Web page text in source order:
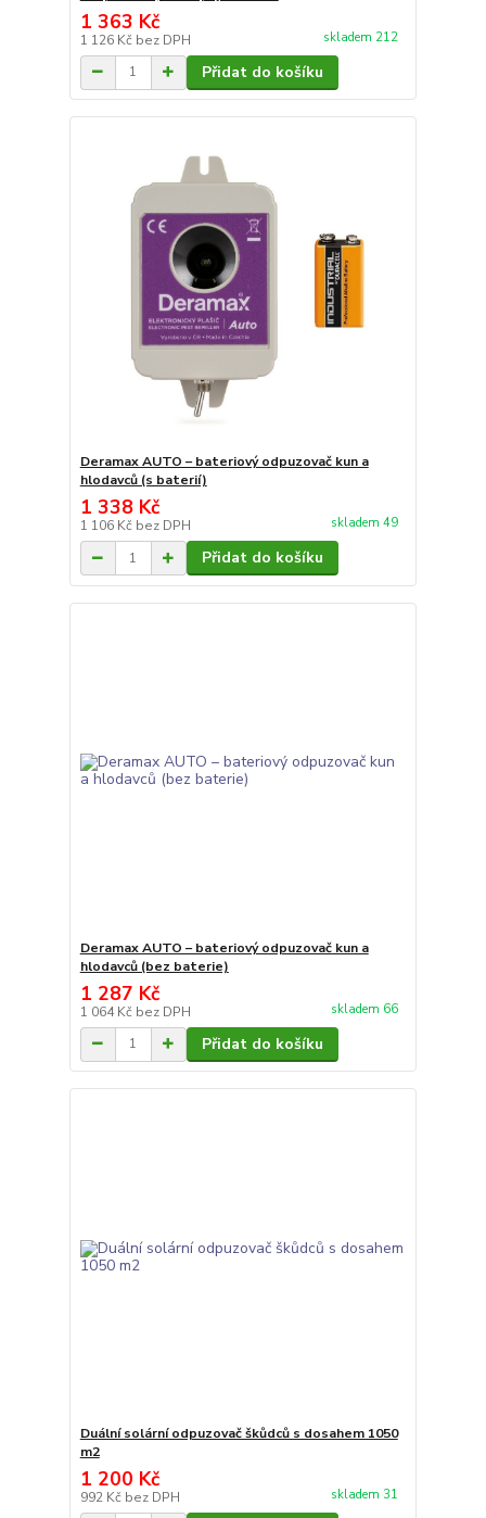
1 363 Kč
1 126 Kč bez DPH skladem 212
Přidat do košíku
Deramax AUTO – bateriový odpuzovač kun a
hlodavců (s baterií)
1 338 Kč
1 106 Kč bez DPH skladem 49
Přidat do košíku
Deramax AUTO – bateriový odpuzovač kun a
hlodavců (bez baterie)
1 287 Kč
1 064 Kč bez DPH skladem 66
Přidat do košíku
Duální solární odpuzovač škůdců s dosahem 1050
m2
1 200 Kč
992 Kč bez DPH skladem 31